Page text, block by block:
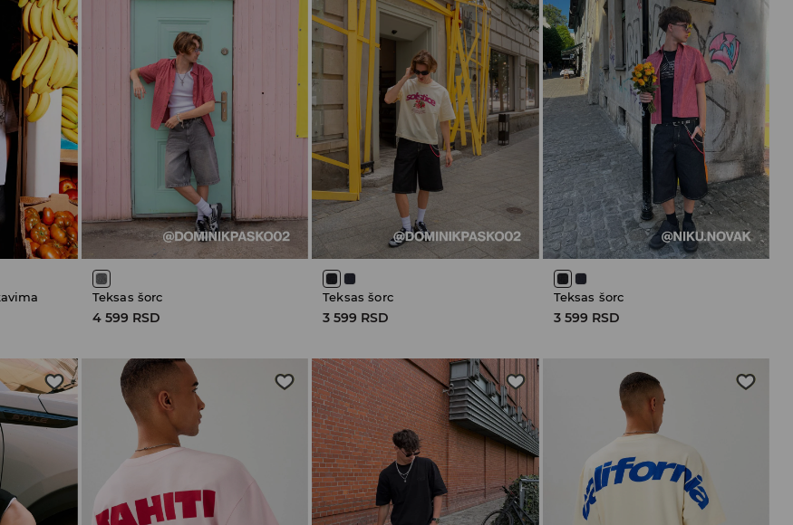
Teksas šorc
4 599 RSD
Teksas šorc
3 599 RSD
Teksas šorc
3 599 RSD